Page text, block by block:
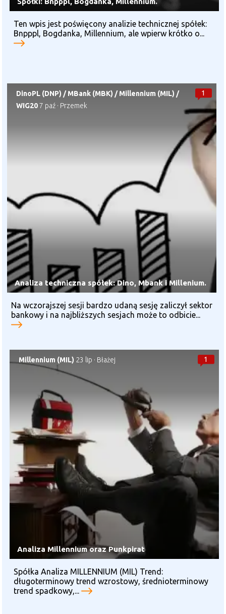
Ten wpis jest poświęcony analizie technicznej spółek:
Bnpppl, Bogdanka, Millennium, ale wpierw krótko o...
1
DinoPL (DNP) /MBank (MBK) /Millennium (MIL) /
WIG20 7 paź · Przemek
Analiza techniczna spółek: Dino, Mbank i Millenium.
Na wczorajszej sesji bardzo udaną sesję zaliczył sektor
bankowy i na najbliższych sesjach może to odbicie...
1
Millennium (MIL) 23 lip · Błażej
Analiza Millennium oraz Punkpirat
Spółka Analiza MILLENNIUM (MIL) Trend:
długoterminowy trend wzrostowy, średnioterminowy
trend spadkowy,...